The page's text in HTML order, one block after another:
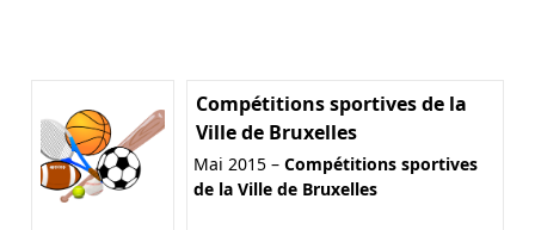
Compétitions sportives de la
Ville de Bruxelles
Mai 2015 – Compétitions sportives
de la Ville de Bruxelles